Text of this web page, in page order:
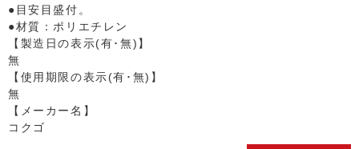
●目安目盛付。
●材質：ポリエチレン
【製造日の表示(有･無)】
無
【使用期限の表示(有･無)】
無
【メーカー名】
コクゴ